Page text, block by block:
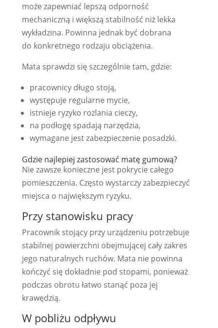
może zapewniać lepszą odporność
mechaniczną i większą stabilność niż lekka
wykładzina. Powinna jednak być dobrana
do konkretnego rodzaju obciążenia.
Mata sprawdzi się szczególnie tam, gdzie:
pracownicy długo stoją,
występuje regularne mycie,
istnieje ryzyko rozlania cieczy,
na podłogę spadają narzędzia,
wymagane jest zabezpieczenie posadzki.
Gdzie najlepiej zastosować matę gumową?
Nie zawsze konieczne jest pokrycie całego
pomieszczenia. Często wystarczy zabezpieczyć
miejsca o największym ryzyku.
Przy stanowisku pracy
Pracownik stojący przy urządzeniu potrzebuje
stabilnej powierzchni obejmującej cały zakres
jego naturalnych ruchów. Mata nie powinna
kończyć się dokładnie pod stopami, ponieważ
podczas obrotu łatwo stanąć poza jej
krawędzią.
W pobliżu odpływu